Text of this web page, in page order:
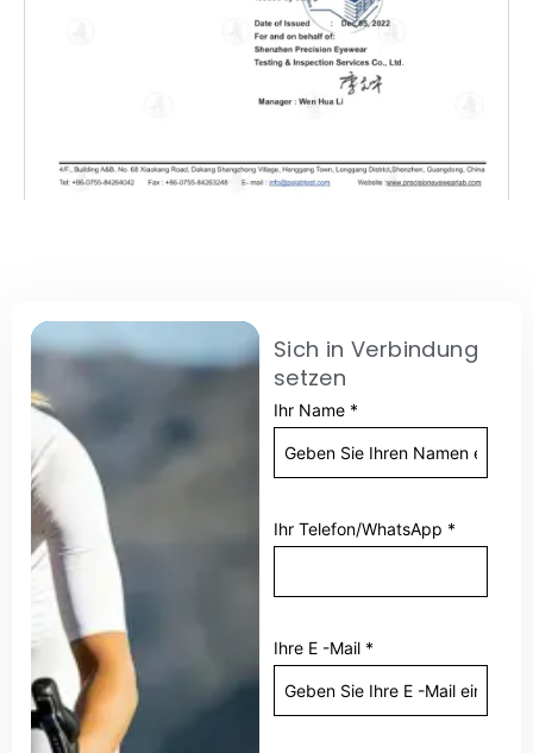
Sich in Verbindung
setzen
Ihr Name *
Ihr Telefon/WhatsApp *
Ihre E -Mail *